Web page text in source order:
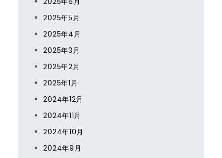
2025年5月
2025年4月
2025年3月
2025年2月
2025年1月
2024年12月
2024年11月
2024年10月
2024年9月